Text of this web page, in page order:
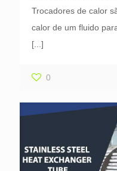
Trocadores de calor
calor de um fluido
[...]
0